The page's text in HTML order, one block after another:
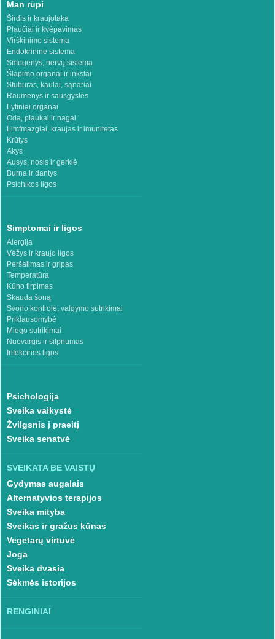
Man rūpi
Širdis ir kraujotaka
Plaučiai ir kvėpavimas
Virškinimo sistema
Endokrininė sistema
Smegenys, nervų sistema
Šlapimo organai ir inkstai
Stuburas, kaulai, sąnariai
Raumenys ir sausgyslės
Lytiniai organai
Oda, plaukai ir nagai
Limfmazgiai, kraujas ir imunitetas
Krūtys
Akys
Ausys, nosis ir gerklė
Burna ir dantys
Psichikos ligos
Simptomai ir ligos
Alergija
Vėžys ir kraujo ligos
Peršalimas ir gripas
Temperatūra
Kūno tirpimas
Skauda šoną
Svorio kontrolė, valgymo sutrikimai
Priklausomybė
Miego sutrikimai
Nuovargis ir silpnumas
Infekcinės ligos
Psichologija
Sveika vaikystė
Žvilgsnis į praeitį
Sveika senatvė
SVEIKATA BE VAISTŲ
Gydymas augalais
Alternatyvios terapijos
Sveika mityba
Sveikas ir gražus kūnas
Vegetarų virtuvė
Joga
Sveika dvasia
Sėkmės istorijos
RENGINIAI